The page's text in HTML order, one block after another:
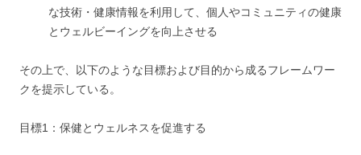
な技術・健康情報を利用して、個人やコミュニティの健康
とウェルビーイングを向上させる
その上で、以下のような目標および目的から成るフレームワー
クを提示している。
目標1：保健とウェルネスを促進する